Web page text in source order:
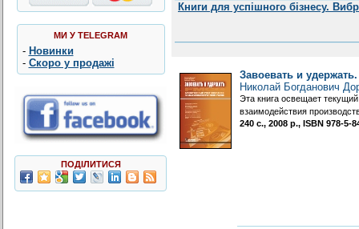
МИ У TELEGRAM
- Новинки
- Скоро у продажі
ПОДІЛИТИСЯ
Книги для успішного бізнесу.
Завоевать и
Николай Богданович
Эта книга освещает
взаимодействия
240 с., 2008 р., ISBN 978-5-